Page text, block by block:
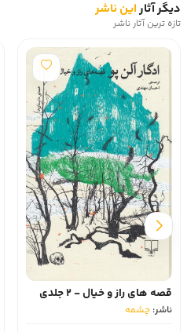
دیگر آثاراین ناشر
تازه ترین آثار ناشر
قصه‌ های راز و خیال - 2 جلدی
ناشر:چشمه